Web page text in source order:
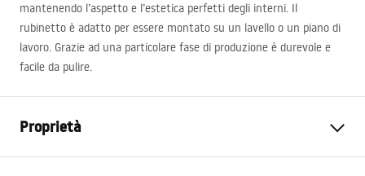
mantenendo l’aspetto e l’estetica perfetti degli interni. Il
rubinetto è adatto per essere montato su un lavello o un piano di
lavoro. Grazie ad una particolare fase di produzione è durevole e
facile da pulire.
Proprietà